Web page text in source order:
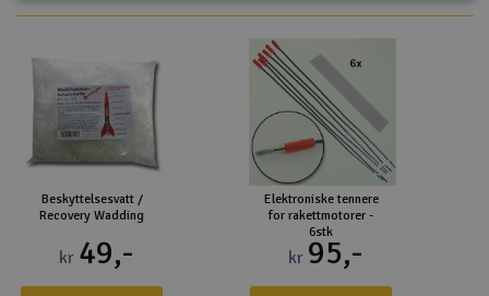
Beskyttelsesvatt /
Recovery Wadding
kr 49,-
Elektroniske tennere
for rakettmotorer -
6stk
kr 95,-